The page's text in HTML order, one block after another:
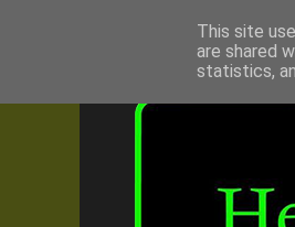
This site
are shared
statistics,